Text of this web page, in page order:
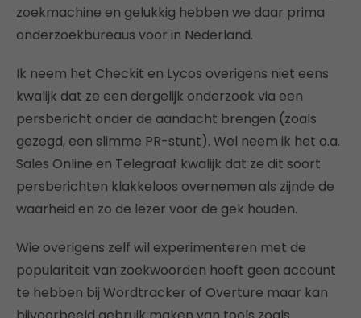
zoekmachine en gelukkig hebben we daar prima
onderzoekbureaus voor in Nederland.
Ik neem het Checkit en Lycos overigens niet eens
kwalijk dat ze een dergelijk onderzoek via een
persbericht onder de aandacht brengen (zoals
gezegd, een slimme PR-stunt). Wel neem ik het o.a.
Sales Online en Telegraaf kwalijk dat ze dit soort
persberichten klakkeloos overnemen als zijnde de
waarheid en zo de lezer voor de gek houden.
Wie overigens zelf wil experimenteren met de
populariteit van zoekwoorden hoeft geen account
te hebben bij Wordtracker of Overture maar kan